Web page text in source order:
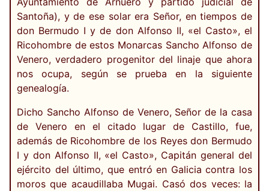
Santoña), y de ese solar era Señor, en tiempos de
don Bermudo I y de don Alfonso II, «el Casto», el
Ricohombre de estos Monarcas Sancho Alfonso de
Venero, verdadero progenitor del linaje que ahora
nos ocupa, según se prueba en la siguiente
genealogía.
Dicho Sancho Alfonso de Venero, Señor de la casa
de Venero en el citado lugar de Castillo, fue,
además de Ricohombre de los Reyes don Bermudo
I y don Alfonso II, «el Casto», Capitán general del
ejército del último, que entró en Galicia contra los
moros que acaudillaba Mugai. Casó dos veces: la